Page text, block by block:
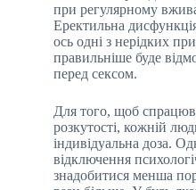
при регулярному
Еректильна
ось одні з нерідких
правильніше буде
перед сексом.
Для того, щоб
розкутості, кожній
індивідуальна доза.
відключення
знадобитися менша